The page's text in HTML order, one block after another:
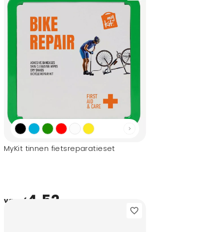
MyKit tinnen fietsreparatieset
vanaf 4,52